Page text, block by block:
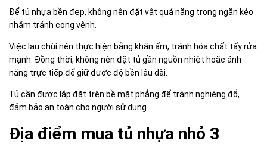
Để tủ nhựa bền đẹp, không nên đặt vật quá nặng trong ngăn kéo
nhằm tránh cong vênh.
Việc lau chùi nên thực hiện bằng khăn ẩm, tránh hóa chất tẩy rửa
mạnh. Đồng thời, không nên đặt tủ gần nguồn nhiệt hoặc ánh
nắng trực tiếp để giữ được độ bền lâu dài.
Tủ cần được lắp đặt trên bề mặt phẳng để tránh nghiêng đổ,
đảm bảo an toàn cho người sử dụng.
Địa điểm mua tủ nhựa nhỏ 3